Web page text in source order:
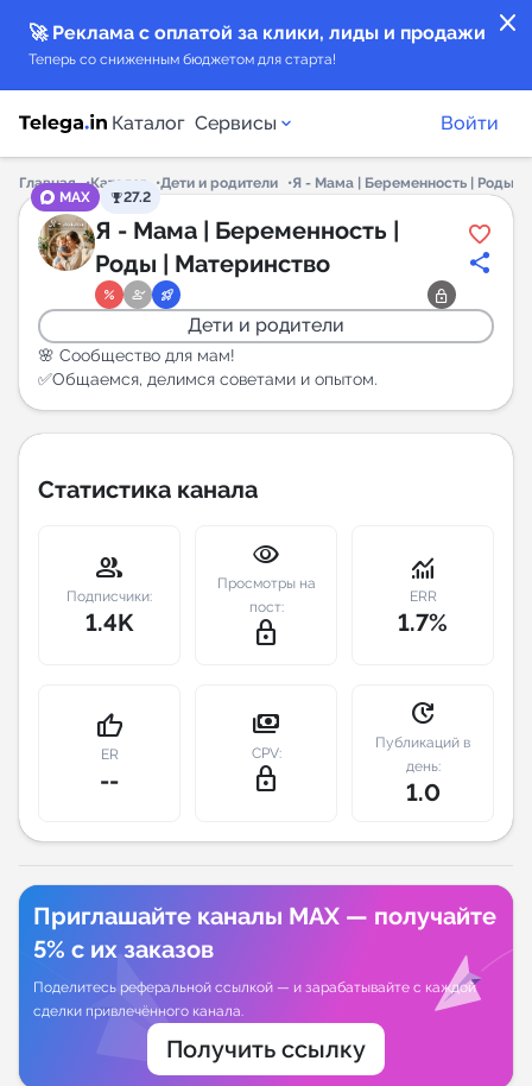
close
🚀 Реклама с оплатой за клики, лиды и продажи
Теперь со сниженным бюджетом для старта!
Каталог Сервисы
Каталог каналов
Каталог ботов
Горящие предложения
Индекс читаемости каналов в Telegram
New
Аналитика MAX каналов
Индивидуальное сопровождение
Аналитика Telegram
Войти
Главная Каталог Дети и родители
Я - Мама | Беременность | Роды |
MAX
27.2
Я - Мама | Беременность |
Роды | Материнство
Дети и родители
🌸 Сообщество для мам!
✅️Общаемся, делимся советами и опытом.
Статистика канала
group
Подписчики:
1.4K
visibility
Просмотры на
пост:
lock_outline
monitoring
ERR
1.7%
thumb_up
ER
--
payments
CPV:
lock_outline
update
Публикаций в
день:
1.0
Приглашайте каналы MAX — получайте
5% с их заказов
Поделитесь реферальной ссылкой — и зарабатывайте с каждой
сделки привлечённого канала.
Получить ссылку